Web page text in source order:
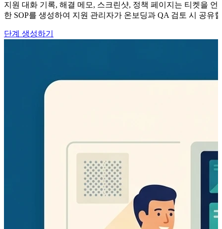
지원 대화 기록, 해결 메모, 스크린샷, 정책 페이지는 티켓을
한 SOP를 생성하여 지원 관리자가 온보딩과 QA 검토 시 공유
단계 생성하기